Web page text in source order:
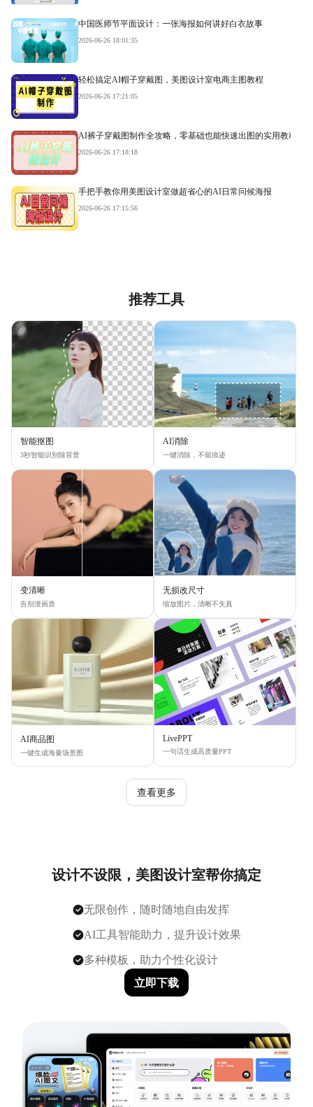
中国医师节平面设计：一张海报如何讲好白衣故事
2026-06-26 18:01:35
轻松搞定AI帽子穿戴图，美图设计室电商主图教程
2026-06-26 17:21:05
AI裤子穿戴图制作全攻略，零基础也能快速出图的实用教程
2026-06-26 17:18:18
手把手教你用美图设计室做超省心的AI日常问候海报
2026-06-26 17:15:56
推荐工具
智能抠图
3秒智能识别除背景
AI消除
一键消除，不留痕迹
变清晰
告别渣画质
无损改尺寸
缩放图片，清晰不失真
AI商品图
一键生成海量场景图
LivePPT
一句话生成高质量PPT
查看更多
设计不设限，美图设计室帮你搞定
无限创作，随时随地自由发挥
AI工具智能助力，提升设计效果
多种模板，助力个性化设计
立即下载